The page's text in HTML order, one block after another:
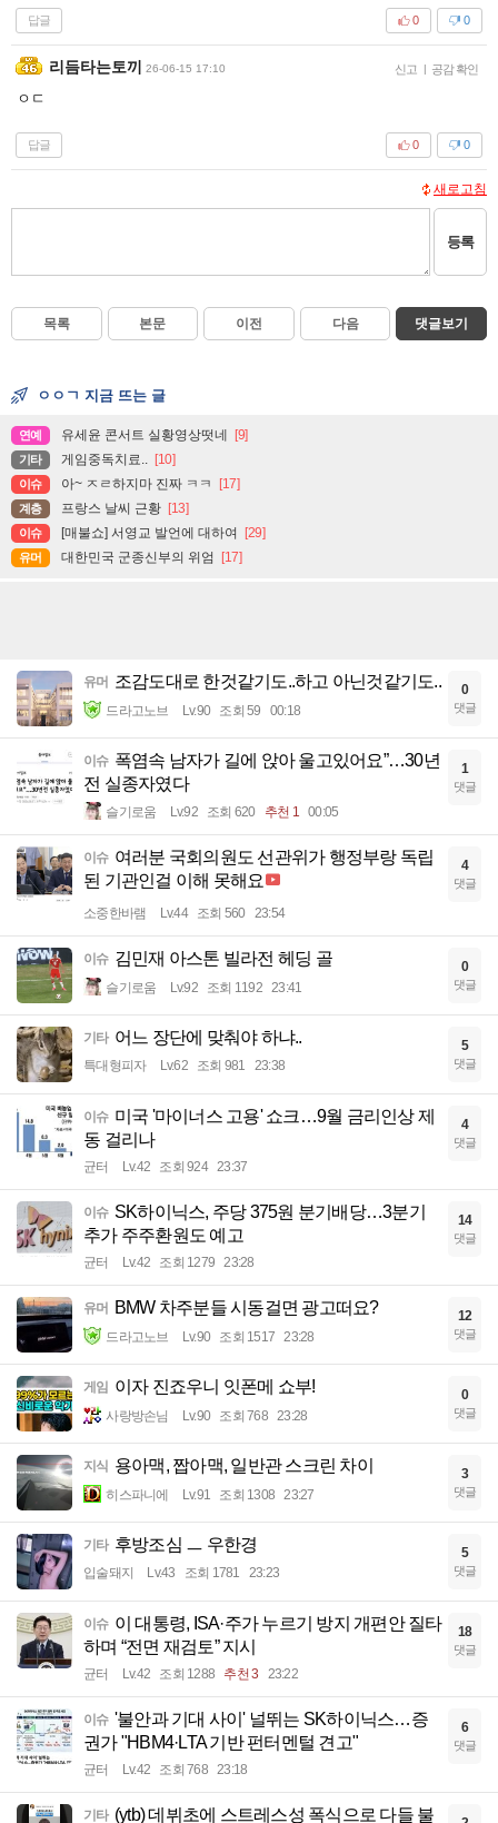
답글 0
0
리듬타는토끼 26-06-15 17:10 신고 | 공감 확인
ㅇㄷ
답글 0
0
새로고침
등록
목록 본문 이전 다음 댓글보기
ㅇㅇㄱ 지금 뜨는 글
연예 유세윤 콘서트 실황영상떳네 [9]
기타 게임중독치료.. [10]
이슈 아~ ㅈㄹ하지마 진짜 ㅋㅋ [17]
계층 프랑스 날씨 근황 [13]
이슈 [매불쇼] 서영교 발언에 대하여 [29]
유머 대한민국 군종신부의 위엄 [17]
유머 조감도대로 한것같기도..하고 아닌것같기도..
드라고노브 Lv.90 조회 59 00:18
0
댓글
이슈 폭염속 남자가 길에 앉아 울고있어요”…30년
전 실종자였다
슬기로움 Lv.92 조회 620 추천 1 00:05
1
댓글
이슈 여러분 국회의원도 선관위가 행정부랑 독립
된 기관인걸 이해 못해요
소중한바램 Lv.44 조회 560 23:54
4
댓글
이슈 김민재 아스톤 빌라전 헤딩 골
슬기로움 Lv.92 조회 1192 23:41
0
댓글
기타 어느 장단에 맞춰야 하냐..
특대형피자 Lv.62 조회 981 23:38
5
댓글
이슈 미국 '마이너스 고용' 쇼크…9월 금리인상 제
동 걸리나
균터 Lv.42 조회 924 23:37
4
댓글
이슈 SK하이닉스, 주당 375원 분기배당…3분기
추가 주주환원도 예고
균터 Lv.42 조회 1279 23:28
14
댓글
유머 BMW 차주분들 시동걸면 광고떠요?
드라고노브 Lv.90 조회 1517 23:28
12
댓글
게임 이자 진죠우니 잇폰메 쇼부!
사랑방손님 Lv.90 조회 768 23:28
0
댓글
지식 용아맥, 짭아맥, 일반관 스크린 차이
히스파니에 Lv.91 조회 1308 23:27
3
댓글
기타 후방조심 ㅡ 우한경
입술돼지 Lv.43 조회 1781 23:23
5
댓글
이슈 이 대통령, ISA·주가 누르기 방지 개편안 질타
하며 “전면 재검토” 지시
균터 Lv.42 조회 1288 추천 3 23:22
18
댓글
이슈 '불안과 기대 사이' 널뛰는 SK하이닉스…증
권가 "HBM4·LTA 기반 펀터멘털 견고"
균터 Lv.42 조회 768 23:18
6
댓글
기타 (ytb) 데뷔초에 스트레스성 폭식으로 다들 불